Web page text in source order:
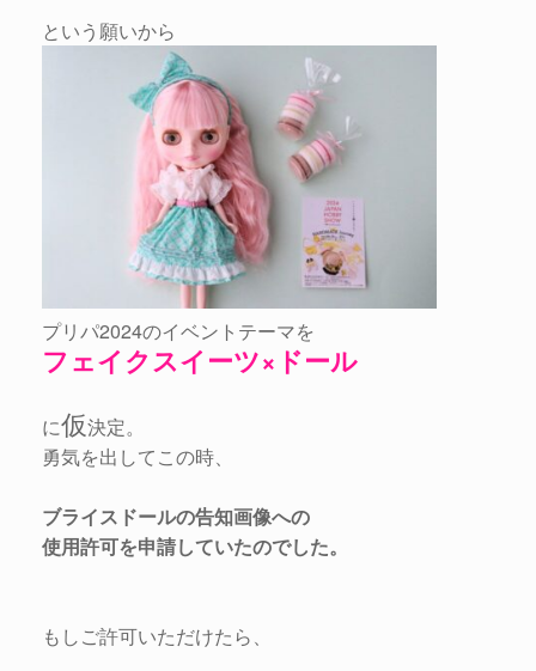
という願いから
プリパ2024のイベントテーマを
フェイクスイーツ×ドール
に仮決定。
勇気を出してこの時、
ブライスドールの告知画像への
使用許可を申請していたのでした。
もしご許可いただけたら、